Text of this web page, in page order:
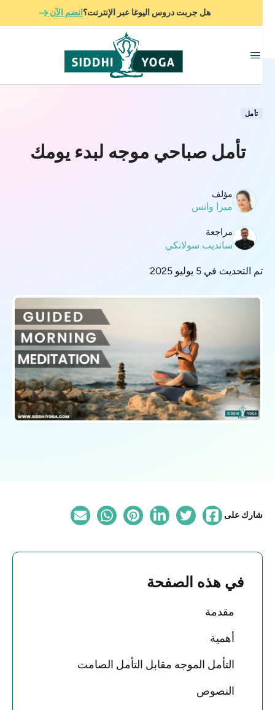
هل جربت دروس اليوغا عبر الإنترنت؟انضم الآن
تأمل
تأمل صباحي موجه لبدء يومك
مؤلف
ميرا واتس
مراجعة
سانديب سولانكي
تم التحديث في 5 يوليو 2025
شارك على
في هذه الصفحة
مقدمة
أهمية
التأمل الموجه مقابل التأمل الصامت
النصوص